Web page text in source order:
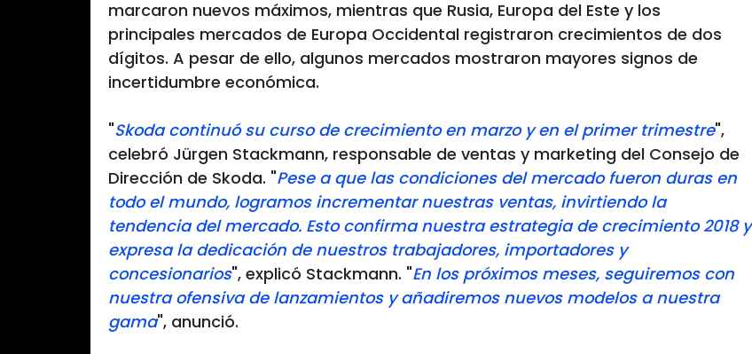
marcaron nuevos máximos, mientras que Rusia, Europa del Este y los
principales mercados de Europa Occidental registraron crecimientos de dos
dígitos. A pesar de ello, algunos mercados mostraron mayores signos de
incertidumbre económica.
"Skoda continuó su curso de crecimiento en marzo y en el primer trimestre",
celebró Jürgen Stackmann, responsable de ventas y marketing del Consejo de
Dirección de Skoda. "Pese a que las condiciones del mercado fueron duras en
todo el mundo, logramos incrementar nuestras ventas, invirtiendo la
tendencia del mercado. Esto confirma nuestra estrategia de crecimiento 2018 y
expresa la dedicación de nuestros trabajadores, importadores y
concesionarios", explicó Stackmann. "En los próximos meses, seguiremos con
nuestra ofensiva de lanzamientos y añadiremos nuevos modelos a nuestra
gama", anunció.